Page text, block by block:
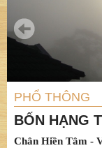
PHỔ THÔNG
BỐN HẠNG
Chân Hiền Tâm -